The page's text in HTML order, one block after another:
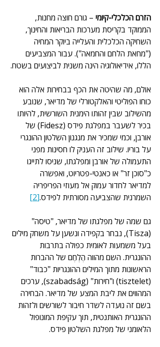
הזרם הכלכלי-קיומי – גורם חוצה מחנות,
הממוקד בקריסת מערכות הבריאות והחינוך,
השחיקה הכלכלית והעלייה ביוקר המחיה
("מחאת הלחם והחמאה"). עבור המצביעים
הללו, אידיאולוגיה הינה משנית לביצועים בשטח.
אולם, מה שהיטה את הכף בבחירות אלה הוא
כוחו הפוליטי והאלקטורלי של מדיאר, שנובע
מהשילוב שבין זהותו הימנית השורשית, להיותו
בכיר לשעבר במפלגת פידס (Fidesz) של
אורבן, וכמי שמכיר את מנגנון השלטון ההונגרי
על בוריו. שילוב זה העניק לו חסינות מפני
התעמולה של אורבן ומפלגתו, שניסו לתייגו
כ"סוכן זר" או כאנטי-פטריוט, ואפשרה
למדיאר לחדור עמוק אל מעוזי הפריפריה
השמרנית שהצביעה מסורתית לפידס.[2]
גם שמה של מפלגתו של מדיאר, "טיסה"
(Tisza), נבחר בקפידה ונשען על משחק מילים
בעל משמעות לאומית כפולה בתרבות
ההונגרית. השם מהווה הֶלְחֶם של ההברות
הראשונות מתוך המילים ההונגריות "כבוד"
(tisztelet) ו"חירות" (szabadság), ערכים
המהווים את ליבת המצע של מדיאר. הבחירה
בשם זה נועדה לשדר חיבור לשורשים ולזהות
ההונגרית האותנטית, תוך עקיפת המונופול
הלאומני של מפלגת השלטון פידס.